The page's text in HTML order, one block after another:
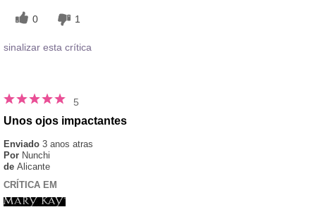
0 1
sinalizar esta crítica
5
Unos ojos impactantes
Enviado 3 anos atras
Por Nunchi
de Alicante
CRÍTICA EM